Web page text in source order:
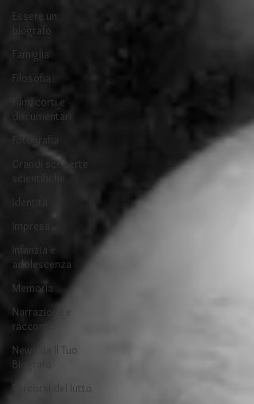
Essere un
biografo
Famiglia
Filosofia
Film, corti e
documentari
Fotografia
Grandi scoperte
scientifiche
Identità
Impresa
Infanzia e
adolescenza
Memoria
Narrazione e
racconto
News da Il Tuo
Biografo
Percorsi del lutto